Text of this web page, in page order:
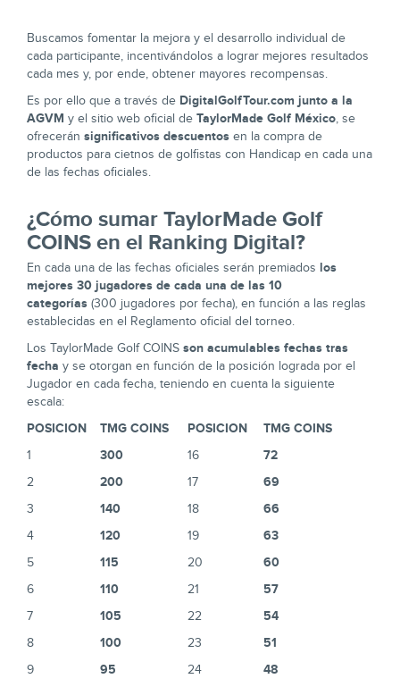
Buscamos fomentar la mejora y el desarrollo individual de
cada participante, incentivándolos a lograr mejores resultados
cada mes y, por ende, obtener mayores recompensas.
Es por ello que a través de DigitalGolfTour.com junto a la
AGVM y el sitio web oficial de TaylorMade Golf México, se
ofrecerán significativos descuentos en la compra de
productos para cietnos de golfistas con Handicap en cada una
de las fechas oficiales.
¿Cómo sumar TaylorMade Golf
COINS en el Ranking Digital?
En cada una de las fechas oficiales serán premiados los
mejores 30 jugadores de cada una de las 10
categorías (300 jugadores por fecha), en función a las reglas
establecidas en el Reglamento oficial del torneo.
Los TaylorMade Golf COINS son acumulables fechas tras
fecha y se otorgan en función de la posición lograda por el
Jugador en cada fecha, teniendo en cuenta la siguiente
escala:
POSICION TMG COINS POSICION TMG COINS
1 300 16 72
2 200 17 69
3 140 18 66
4 120 19 63
5 115 20 60
6 110 21 57
7 105 22 54
8 100 23 51
9 95 24 48